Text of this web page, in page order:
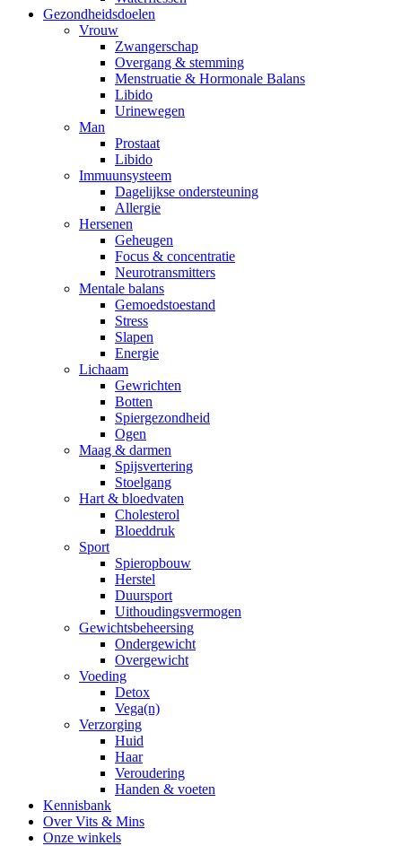
Gezondheidsdoelen
Vrouw
Zwangerschap
Overgang & stemming
Menstruatie & Hormonale Balans
Libido
Urinewegen
Man
Prostaat
Libido
Immuunsysteem
Dagelijkse ondersteuning
Allergie
Hersenen
Geheugen
Focus & concentratie
Neurotransmitters
Mentale balans
Gemoedstoestand
Stress
Slapen
Energie
Lichaam
Gewrichten
Botten
Spiergezondheid
Ogen
Maag & darmen
Spijsvertering
Stoelgang
Hart & bloedvaten
Cholesterol
Bloeddruk
Sport
Spieropbouw
Herstel
Duursport
Uithoudingsvermogen
Gewichtsbeheersing
Ondergewicht
Overgewicht
Voeding
Detox
Vega(n)
Verzorging
Huid
Haar
Veroudering
Handen & voeten
Kennisbank
Over Vits & Mins
Onze winkels